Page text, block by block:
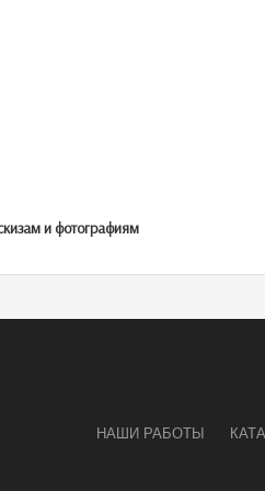
и фотографиям
НАШИ РАБОТЫ